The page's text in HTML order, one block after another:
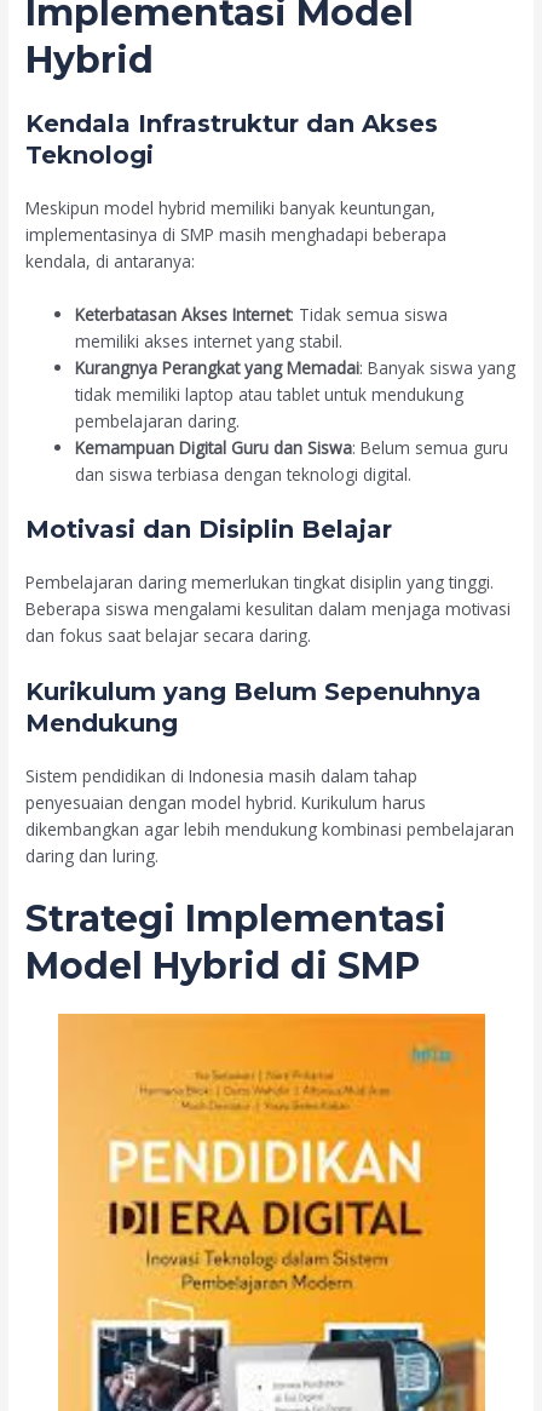
Implementasi Model
Hybrid
Kendala Infrastruktur dan Akses
Teknologi
Meskipun model hybrid memiliki banyak keuntungan,
implementasinya di SMP masih menghadapi beberapa
kendala, di antaranya:
Keterbatasan Akses Internet: Tidak semua siswa
memiliki akses internet yang stabil.
Kurangnya Perangkat yang Memadai: Banyak siswa yang
tidak memiliki laptop atau tablet untuk mendukung
pembelajaran daring.
Kemampuan Digital Guru dan Siswa: Belum semua guru
dan siswa terbiasa dengan teknologi digital.
Motivasi dan Disiplin Belajar
Pembelajaran daring memerlukan tingkat disiplin yang tinggi.
Beberapa siswa mengalami kesulitan dalam menjaga motivasi
dan fokus saat belajar secara daring.
Kurikulum yang Belum Sepenuhnya
Mendukung
Sistem pendidikan di Indonesia masih dalam tahap
penyesuaian dengan model hybrid. Kurikulum harus
dikembangkan agar lebih mendukung kombinasi pembelajaran
daring dan luring.
Strategi Implementasi
Model Hybrid di SMP